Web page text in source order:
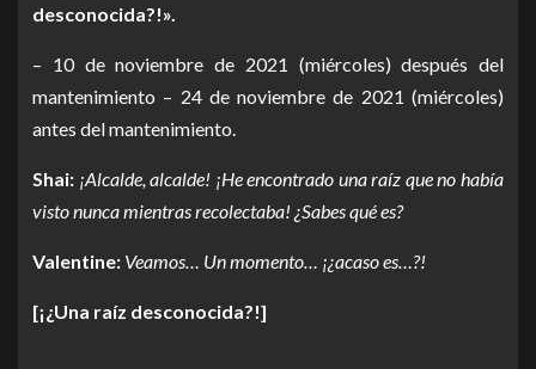
desconocida?!».
– 10 de noviembre de 2021 (miércoles) después del
mantenimiento – 24 de noviembre de 2021 (miércoles)
antes del mantenimiento.
Shai: ¡Alcalde, alcalde! ¡He encontrado una raíz que no había
visto nunca mientras recolectaba! ¿Sabes qué es?
Valentine: Veamos… Un momento… ¡¿acaso es…?!
[¡¿Una raíz desconocida?!]